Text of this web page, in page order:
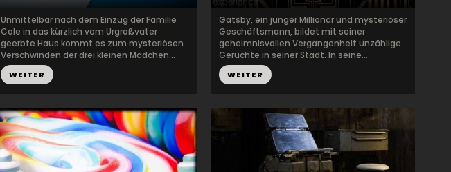
Unmittelbar nach dem Einzug der Familie
Cole in das kürzlich vom Urgroßvater
geerbte Haus kommt es zum mysteriösen
Verschwinden der drei kleinen Mädchen...
WEITER
Gatsby, ein junger Millionär und mysteriöser
Geschäftsmann, bildet mit seiner
geheimnisvollen Vergangenheit unzählige
Gerüchte in seiner Stadt. In seine...
WEITER